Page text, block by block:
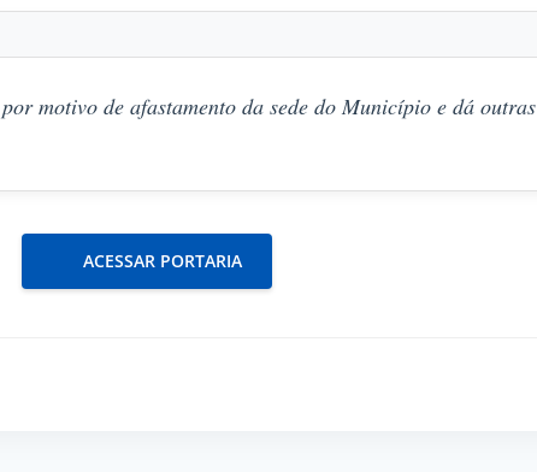
motivo de afastamento da sede do Município e dá outras
ACESSAR PORTARIA